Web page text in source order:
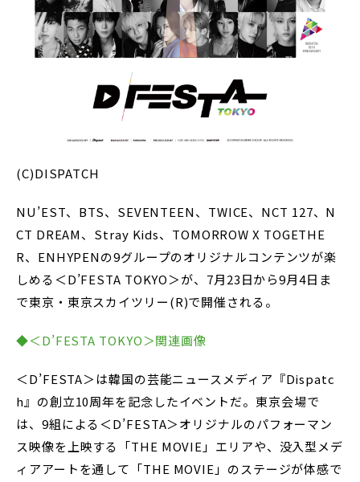
(C)DISPATCH
NU’EST、BTS、SEVENTEEN、TWICE、NCT 127、N
CT DREAM、Stray Kids、TOMORROW X TOGETHE
R、ENHYPENの9グループのオリジナルコンテンツが楽
しめる＜D’FESTA TOKYO＞が、7月23日から9月4日ま
で東京・東京スカイツリー(R)で開催される。
◆＜D’FESTA TOKYO＞関連画像
＜D’FESTA＞は韓国の芸能ニュースメディア『Dispatc
h』の創立10周年を記念したイベントだ。東京会場で
は、9組による＜D’FESTA＞オリジナルのパフォーマン
ス映像を上映する「THE MOVIE」エリアや、没入型メデ
ィアアートを通して「THE MOVIE」のステージが体感で